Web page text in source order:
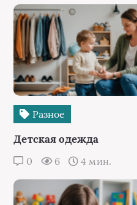
Разное
Детская одежда
0 6 4 мин.